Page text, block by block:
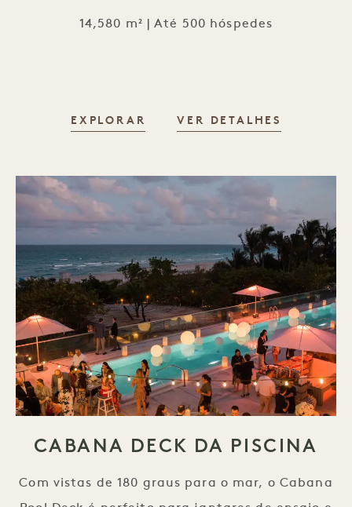
14,580 m² | Até 500 hóspedes
EXPLORAR VER DETALHES
CABANA DECK DA PISCINA
Com vistas de 180 graus para o mar, o Cabana